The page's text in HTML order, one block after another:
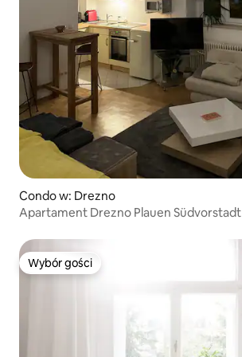
Condo w: Drezno
Apartament Drezno Plauen Südvorstadt
Wybór gości
Wybór gości